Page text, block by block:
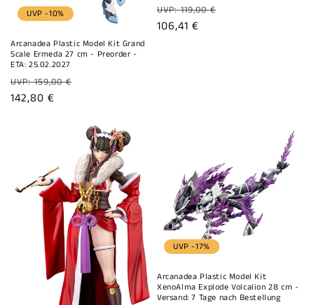
UVP -10%
Arcanadea Plastic Model Kit Grand
Scale Ermeda 27 cm - Preorder -
ETA: 25.02.2027
Normaler
Preis
UVP: 159,00 €
Verkaufspreis
142,80 €
Normaler
Preis
UVP: 119,00 €
Verkaufspreis
106,41 €
UVP -17%
Arcanadea Plastic Model Kit
XenoAlma Explode Volcalion 28 cm -
Versand: 7 Tage nach Bestellung